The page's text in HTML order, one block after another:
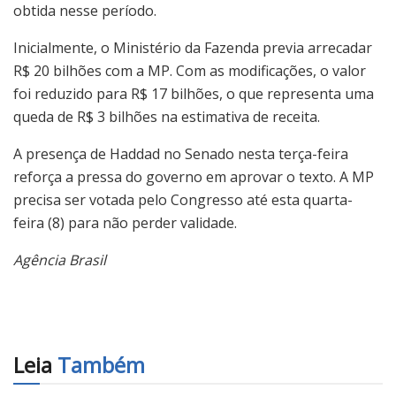
obtida nesse período.
Inicialmente, o Ministério da Fazenda previa arrecadar
R$ 20 bilhões com a MP. Com as modificações, o valor
foi reduzido para R$ 17 bilhões, o que representa uma
queda de R$ 3 bilhões na estimativa de receita.
A presença de Haddad no Senado nesta terça-feira
reforça a pressa do governo em aprovar o texto. A MP
precisa ser votada pelo Congresso até esta quarta-
feira (8) para não perder validade.
Agência Brasil
Leia Também